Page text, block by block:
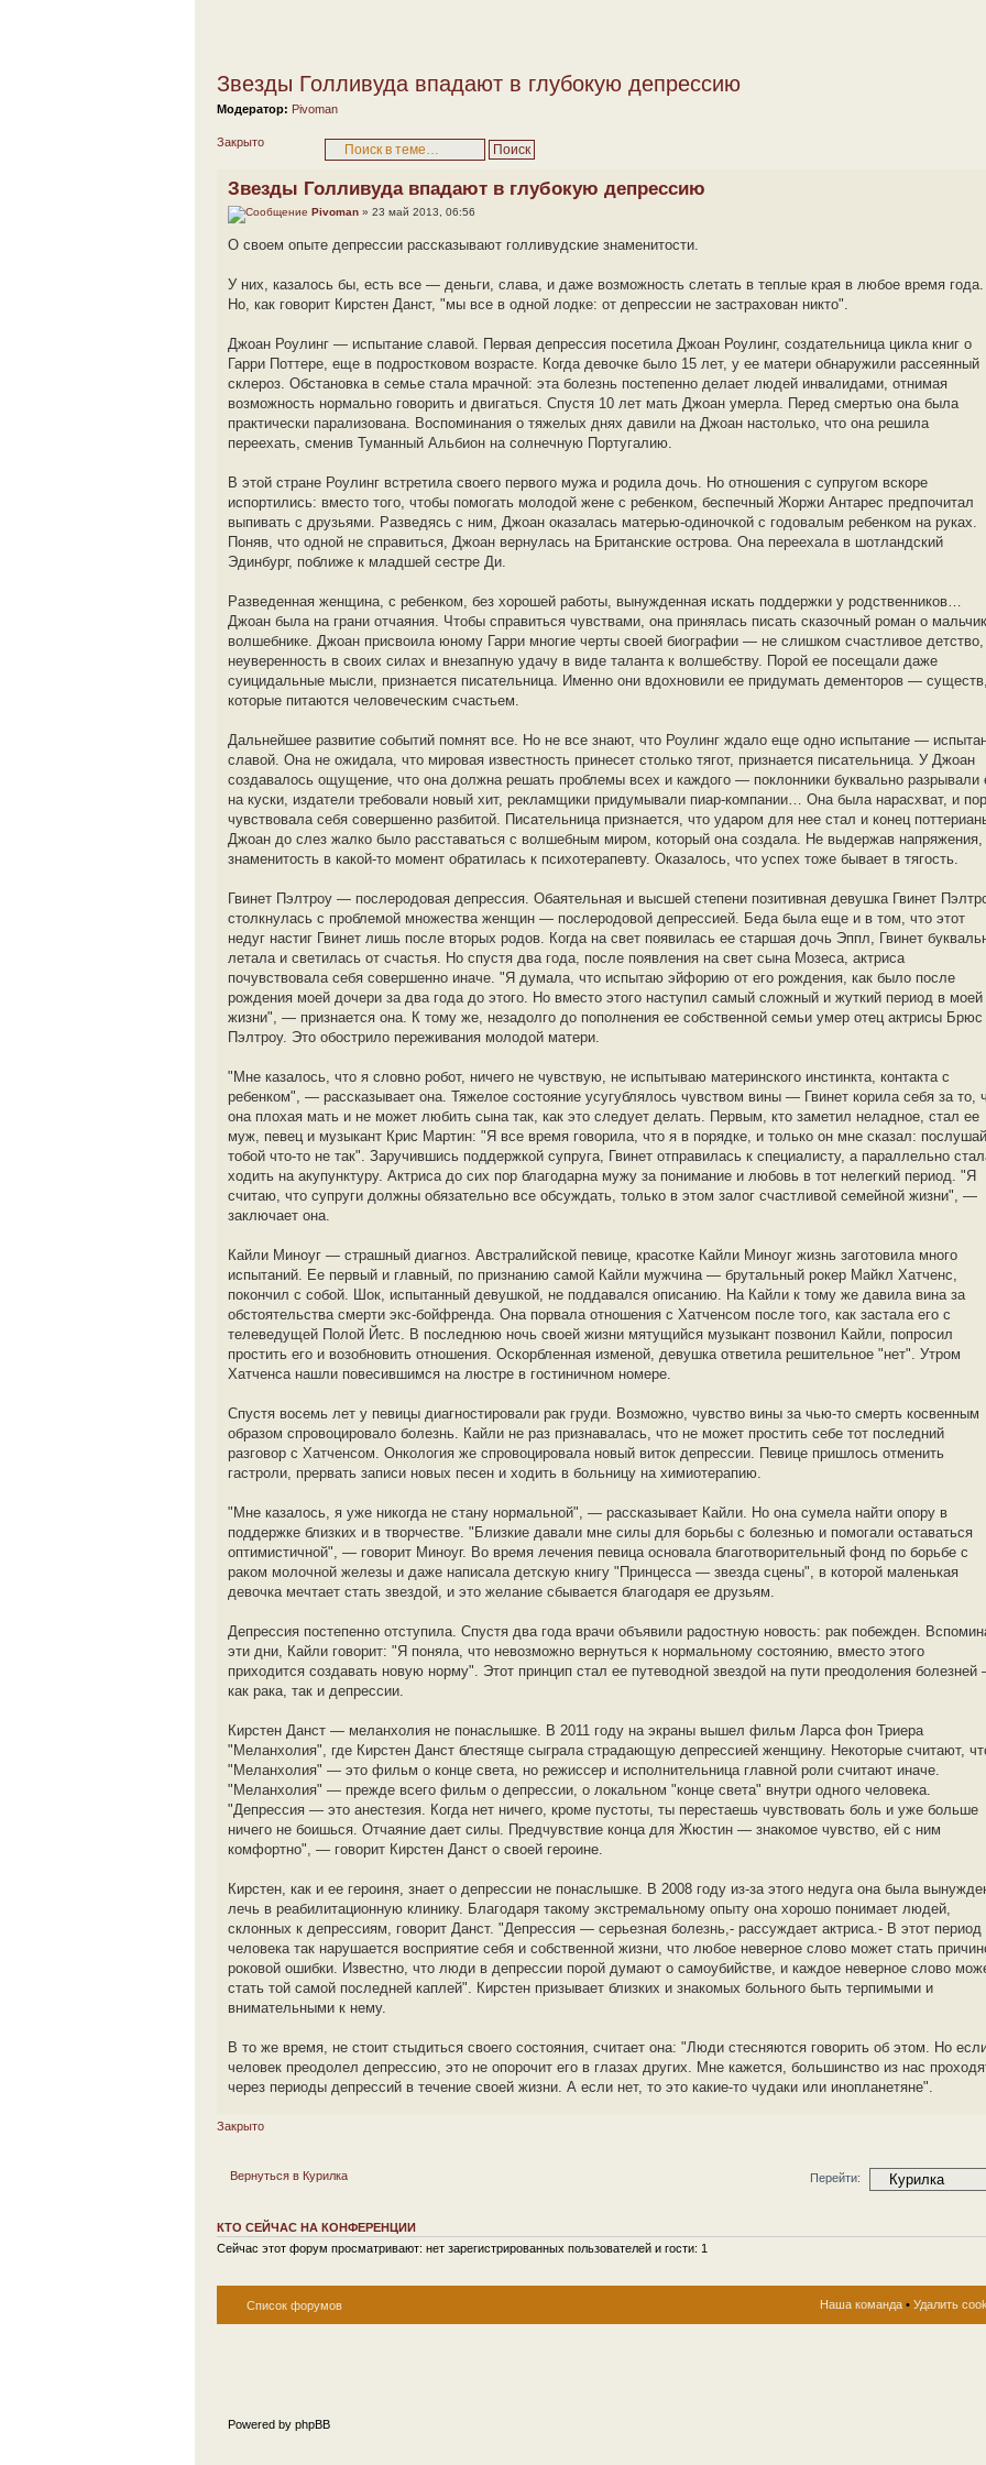
Звезды Голливуда впадают в глубокую депрессию
Модератор: Pivoman
Закрыто
Звезды Голливуда впадают в глубокую депрессию
Pivoman » 23 май 2013, 06:56
О своем опыте депрессии рассказывают голливудские знаменитости.
У них, казалось бы, есть все — деньги, слава, и даже возможность слетать в теплые края в любое время года.
Но, как говорит Кирстен Данст, "мы все в одной лодке: от депрессии не застрахован никто".
Джоан Роулинг — испытание славой. Первая депрессия посетила Джоан Роулинг, создательница цикла книг о
Гарри Поттере, еще в подростковом возрасте. Когда девочке было 15 лет, у ее матери обнаружили рассеянный
склероз. Обстановка в семье стала мрачной: эта болезнь постепенно делает людей инвалидами, отнимая
возможность нормально говорить и двигаться. Спустя 10 лет мать Джоан умерла. Перед смертью она была
практически парализована. Воспоминания о тяжелых днях давили на Джоан настолько, что она решила
переехать, сменив Туманный Альбион на солнечную Португалию.
В этой стране Роулинг встретила своего первого мужа и родила дочь. Но отношения с супругом вскоре
испортились: вместо того, чтобы помогать молодой жене с ребенком, беспечный Жоржи Антарес предпочитал
выпивать с друзьями. Разведясь с ним, Джоан оказалась матерью-одиночкой с годовалым ребенком на руках.
Поняв, что одной не справиться, Джоан вернулась на Британские острова. Она переехала в шотландский
Эдинбург, поближе к младшей сестре Ди.
Разведенная женщина, с ребенком, без хорошей работы, вынужденная искать поддержки у родственников…
Джоан была на грани отчаяния. Чтобы справиться чувствами, она принялась писать сказочный роман о
волшебнике. Джоан присвоила юному Гарри многие черты своей биографии — не слишком счастливое детство,
неуверенность в своих силах и внезапную удачу в виде таланта к волшебству. Порой ее посещали даже
суицидальные мысли, признается писательница. Именно они вдохновили ее придумать дементоров — существ,
которые питаются человеческим счастьем.
Дальнейшее развитие событий помнят все. Но не все знают, что Роулинг ждало еще одно испытание —
славой. Она не ожидала, что мировая известность принесет столько тягот, признается писательница. У Джоан
создавалось ощущение, что она должна решать проблемы всех и каждого — поклонники буквально разрывали
на куски, издатели требовали новый хит, рекламщики придумывали пиар-компании… Она была нарасхват, и
чувствовала себя совершенно разбитой. Писательница признается, что ударом для нее стал и конец
Джоан до слез жалко было расставаться с волшебным миром, который она создала. Не выдержав напряжения,
знаменитость в какой-то момент обратилась к психотерапевту. Оказалось, что успех тоже бывает в тягость.
Гвинет Пэлтроу — послеродовая депрессия. Обаятельная и высшей степени позитивная девушка Гвинет
столкнулась с проблемой множества женщин — послеродовой депрессией. Беда была еще и в том, что этот
недуг настиг Гвинет лишь после вторых родов. Когда на свет появилась ее старшая дочь Эппл, Гвинет
летала и светилась от счастья. Но спустя два года, после появления на свет сына Мозеса, актриса
почувствовала себя совершенно иначе. "Я думала, что испытаю эйфорию от его рождения, как было после
рождения моей дочери за два года до этого. Но вместо этого наступил самый сложный и жуткий период в моей
жизни", — признается она. К тому же, незадолго до пополнения ее собственной семьи умер отец актрисы Брюс
Пэлтроу. Это обострило переживания молодой матери.
"Мне казалось, что я словно робот, ничего не чувствую, не испытываю материнского инстинкта, контакта с
ребенком", — рассказывает она. Тяжелое состояние усугублялось чувством вины — Гвинет корила себя за то,
она плохая мать и не может любить сына так, как это следует делать. Первым, кто заметил неладное, стал ее
муж, певец и музыкант Крис Мартин: "Я все время говорила, что я в порядке, и только он мне сказал:
тобой что-то не так". Заручившись поддержкой супруга, Гвинет отправилась к специалисту, а параллельно
ходить на акупунктуру. Актриса до сих пор благодарна мужу за понимание и любовь в тот нелегкий период. "Я
считаю, что супруги должны обязательно все обсуждать, только в этом залог счастливой семейной жизни", —
заключает она.
Кайли Миноуг — страшный диагноз. Австралийской певице, красотке Кайли Миноуг жизнь заготовила много
испытаний. Ее первый и главный, по признанию самой Кайли мужчина — брутальный рокер Майкл Хатченс,
покончил с собой. Шок, испытанный девушкой, не поддавался описанию. На Кайли к тому же давила вина за
обстоятельства смерти экс-бойфренда. Она порвала отношения с Хатченсом после того, как застала его с
телеведущей Полой Йетс. В последнюю ночь своей жизни мятущийся музыкант позвонил Кайли, попросил
простить его и возобновить отношения. Оскорбленная изменой, девушка ответила решительное "нет". Утром
Хатченса нашли повесившимся на люстре в гостиничном номере.
Спустя восемь лет у певицы диагностировали рак груди. Возможно, чувство вины за чью-то смерть косвенным
образом спровоцировало болезнь. Кайли не раз признавалась, что не может простить себе тот последний
разговор с Хатченсом. Онкология же спровоцировала новый виток депрессии. Певице пришлось отменить
гастроли, прервать записи новых песен и ходить в больницу на химиотерапию.
"Мне казалось, я уже никогда не стану нормальной", — рассказывает Кайли. Но она сумела найти опору в
поддержке близких и в творчестве. "Близкие давали мне силы для борьбы с болезнью и помогали оставаться
оптимистичной", — говорит Миноуг. Во время лечения певица основала благотворительный фонд по борьбе с
раком молочной железы и даже написала детскую книгу "Принцесса — звезда сцены", в которой маленькая
девочка мечтает стать звездой, и это желание сбывается благодаря ее друзьям.
Депрессия постепенно отступила. Спустя два года врачи объявили радостную новость: рак побежден.
эти дни, Кайли говорит: "Я поняла, что невозможно вернуться к нормальному состоянию, вместо этого
приходится создавать новую норму". Этот принцип стал ее путеводной звездой на пути преодоления
как рака, так и депрессии.
Кирстен Данст — меланхолия не понаслышке. В 2011 году на экраны вышел фильм Ларса фон Триера
"Меланхолия", где Кирстен Данст блестяще сыграла страдающую депрессией женщину. Некоторые считают,
"Меланхолия" — это фильм о конце света, но режиссер и исполнительница главной роли считают иначе.
"Меланхолия" — прежде всего фильм о депрессии, о локальном "конце света" внутри одного человека.
"Депрессия — это анестезия. Когда нет ничего, кроме пустоты, ты перестаешь чувствовать боль и уже больше
ничего не боишься. Отчаяние дает силы. Предчувствие конца для Жюстин — знакомое чувство, ей с ним
комфортно", — говорит Кирстен Данст о своей героине.
Кирстен, как и ее героиня, знает о депрессии не понаслышке. В 2008 году из-за этого недуга она была
лечь в реабилитационную клинику. Благодаря такому экстремальному опыту она хорошо понимает людей,
склонных к депрессиям, говорит Данст. "Депрессия — серьезная болезнь,- рассуждает актриса.- В этот период
человека так нарушается восприятие себя и собственной жизни, что любое неверное слово может стать
роковой ошибки. Известно, что люди в депрессии порой думают о самоубийстве, и каждое неверное слово
стать той самой последней каплей". Кирстен призывает близких и знакомых больного быть терпимыми и
внимательными к нему.
В то же время, не стоит стыдиться своего состояния, считает она: "Люди стесняются говорить об этом. Но
человек преодолел депрессию, это не опорочит его в глазах других. Мне кажется, большинство из нас
через периоды депрессий в течение своей жизни. А если нет, то это какие-то чудаки или инопланетяне".
Закрыто
Вернуться в Курилка Перейти:
КТО СЕЙЧАС НА КОНФЕРЕНЦИИ
Сейчас этот форум просматривают: нет зарегистрированных пользователей и гости: 1
Список форумов Наша команда • Удалить
Powered by phpBB